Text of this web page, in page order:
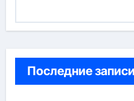
Последние записи